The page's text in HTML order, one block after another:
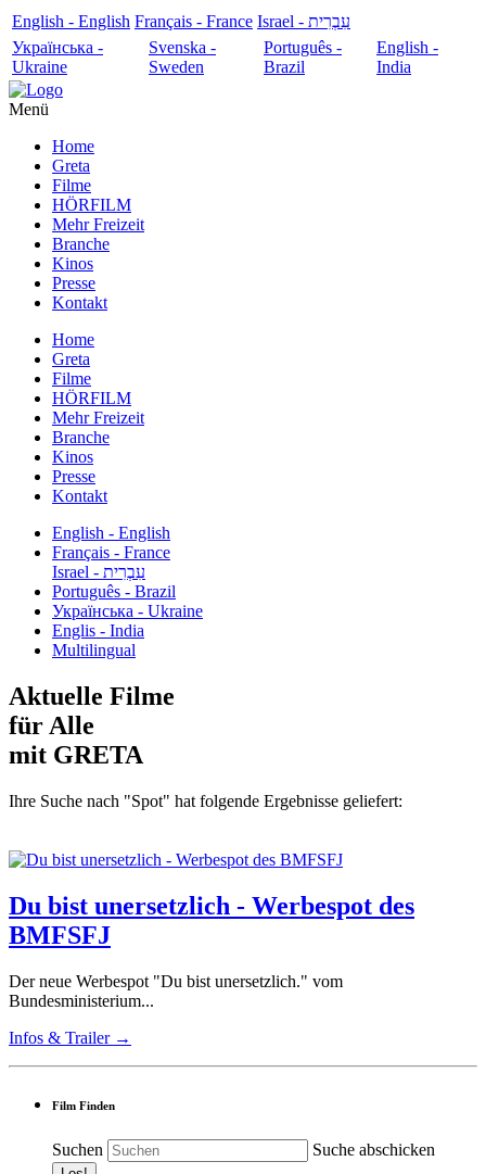
English - English Français - France
עִבְרִית - Israel
Українська -
Ukraine
Svenska -
Sweden
Português -
Brazil
English -
India
Menü
Home
Greta
Filme
HÖRFILM
Mehr Freizeit
Branche
Kinos
Presse
Kontakt
Home
Greta
Filme
HÖRFILM
Mehr Freizeit
Branche
Kinos
Presse
Kontakt
English - English
Français - France
עִבְרִית - Israel
Português - Brazil
Українська - Ukraine
Englis - India
Multilingual
Aktuelle Filme
für Alle
mit GRETA
Ihre Suche nach "Spot" hat folgende Ergebnisse geliefert:
Du bist unersetzlich - Werbespot des
BMFSFJ
Der neue Werbespot "Du bist unersetzlich." vom
Bundesministerium...
Infos & Trailer →
Film Finden
Suchen Suche abschicken